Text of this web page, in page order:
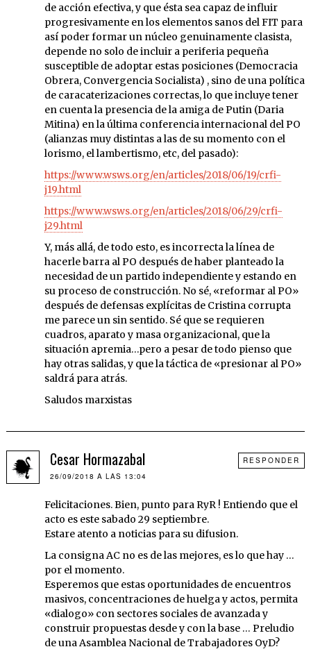
de acción efectiva, y que ésta sea capaz de influir
progresivamente en los elementos sanos del FIT para
así poder formar un núcleo genuinamente clasista,
depende no solo de incluir a periferia pequeña
susceptible de adoptar estas posiciones (Democracia
Obrera, Convergencia Socialista) , sino de una política
de caracaterizaciones correctas, lo que incluye tener
en cuenta la presencia de la amiga de Putin (Daria
Mitina) en la última conferencia internacional del PO
(alianzas muy distintas a las de su momento con el
lorismo, el lambertismo, etc, del pasado):
https://www.wsws.org/en/articles/2018/06/19/crfi-
j19.html
https://www.wsws.org/en/articles/2018/06/29/crfi-
j29.html
Y, más allá, de todo esto, es incorrecta la línea de
hacerle barra al PO después de haber planteado la
necesidad de un partido independiente y estando en
su proceso de construcción. No sé, «reformar al PO»
después de defensas explícitas de Cristina corrupta
me parece un sin sentido. Sé que se requieren
cuadros, aparato y masa organizacional, que la
situación apremia…pero a pesar de todo pienso que
hay otras salidas, y que la táctica de «presionar al PO»
saldrá para atrás.
Saludos marxistas
Cesar Hormazabal
26/09/2018 A LAS 13:04
Felicitaciones. Bien, punto para RyR ! Entiendo que el
acto es este sabado 29 septiembre.
Estare atento a noticias para su difusion.
La consigna AC no es de las mejores, es lo que hay …
por el momento.
Esperemos que estas oportunidades de encuentros
masivos, concentraciones de huelga y actos, permita
«dialogo» con sectores sociales de avanzada y
construir propuestas desde y con la base … Preludio
de una Asamblea Nacional de Trabajadores OyD?
RESPONDER